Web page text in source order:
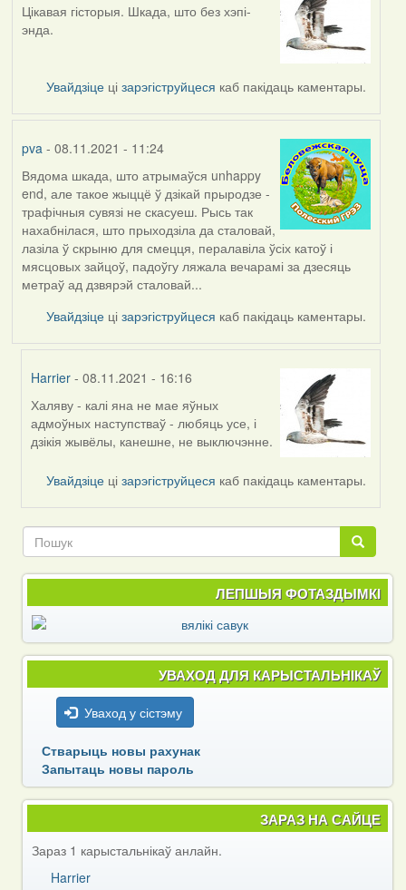
Цікавая гісторыя. Шкада, што без хэпі-
энда.
Увайдзіце цізарэгіструйцеся каб пакідаць каментары.
pva - 08.11.2021 - 11:24
Вядома шкада, што атрымаўся unhappy
end, але такое жыццё ў дзікай прыродзе -
трафічныя сувязі не скасуеш. Рысь так
нахабнілася, што прыходзіла да сталовай,
лазіла ў скрыню для смецця, пералавіла ўсіх катоў і
мясцовых зайцоў, падоўгу ляжала вечарамі за дзесяць
метраў ад дзвярэй сталовай...
Увайдзіце цізарэгіструйцеся каб пакідаць каментары.
Harrier - 08.11.2021 - 16:16
In
reply
to
pva
Халяву - калі яна не мае яўных
адмоўных наступстваў - любяць усе, і
дзікія жывёлы, канешне, не выключэнне.
Увайдзіце цізарэгіструйцеся каб пакідаць каментары.
Пошук
Пошук
ЛЕПШЫЯ ФОТАЗДЫМКІ
УВАХОД ДЛЯ КАРЫСТАЛЬНІКАЎ
Уваход у сістэму
Стварыць новы рахунак
Запытаць новы пароль
ЗАРАЗ НА САЙЦЕ
Зараз 1 карыстальнікаў анлайн.
Harrier